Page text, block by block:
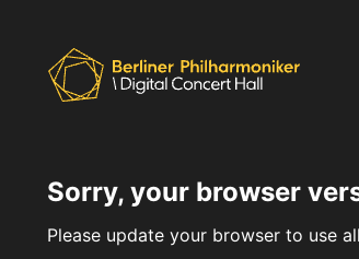
Sorry, your browser
Please update your browser to use